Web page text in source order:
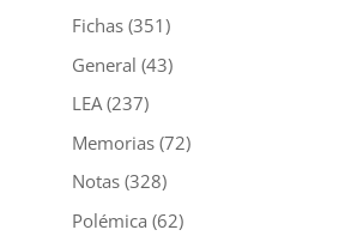
Fichas(351)
General (43)
LEA(237)
Memorias(72)
Notas(328)
Polémica (62)